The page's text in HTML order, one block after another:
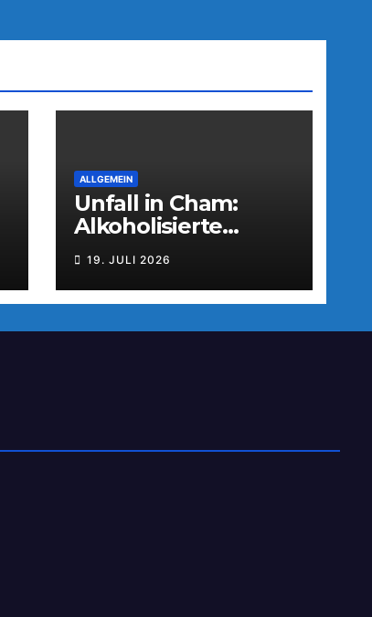
ALLGEMEIN
Unfall in Cham:
Alkoholisierte
Fahrerin flüchtet
19. JULI 2026